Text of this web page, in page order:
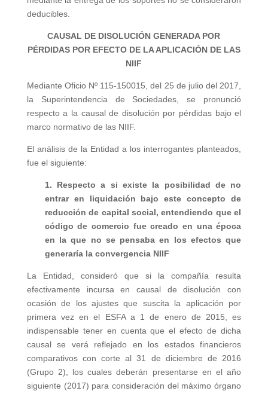
deducibles.
CAUSAL DE DISOLUCIÓN GENERADA POR
PÉRDIDAS POR EFECTO DE LA APLICACIÓN DE LAS
NIIF
Mediante Oficio Nº 115-150015, del 25 de julio del 2017,
la Superintendencia de Sociedades, se pronunció
respecto a la causal de disolución por pérdidas bajo el
marco normativo de las NIIF.
El análisis de la Entidad a los interrogantes planteados,
fue el siguiente:
1. Respecto a si existe la posibilidad de no
entrar en liquidación bajo este concepto de
reducción de capital social, entendiendo que el
código de comercio fue creado en una época
en la que no se pensaba en los efectos que
generaría la convergencia NIIF
La Entidad, consideró que si la compañía resulta
efectivamente incursa en causal de disolución con
ocasión de los ajustes que suscita la aplicación por
primera vez en el ESFA a 1 de enero de 2015, es
indispensable tener en cuenta que el efecto de dicha
causal se verá reflejado en los estados financieros
comparativos con corte al 31 de diciembre de 2016
(Grupo 2), los cuales deberán presentarse en el año
siguiente (2017) para consideración del máximo órgano